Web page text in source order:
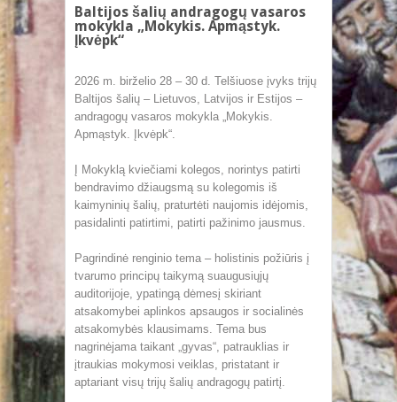
Baltijos šalių andragogų vasaros
mokykla „Mokykis. Apmąstyk.
Įkvėpk“
2026 m. birželio 28 – 30 d. Telšiuose įvyks trijų
Baltijos šalių – Lietuvos, Latvijos ir Estijos –
andragogų vasaros mokykla „Mokykis.
Apmąstyk. Įkvėpk“.
Į Mokyklą kviečiami kolegos, norintys patirti
bendravimo džiaugsmą su kolegomis iš
kaimyninių šalių, praturtėti naujomis idėjomis,
pasidalinti patirtimi, patirti pažinimo jausmus.
Pagrindinė renginio tema – holistinis požiūris į
tvarumo principų taikymą suaugusiųjų
auditorijoje, ypatingą dėmesį skiriant
atsakomybei aplinkos apsaugos ir socialinės
atsakomybės klausimams. Tema bus
nagrinėjama taikant „gyvas“, patrauklias ir
įtraukias mokymosi veiklas, pristatant ir
aptariant visų trijų šalių andragogų patirtį.